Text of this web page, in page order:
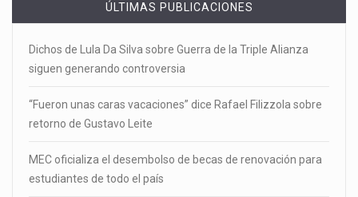
ÚLTIMAS PUBLICACIONES
Dichos de Lula Da Silva sobre Guerra de la Triple Alianza
siguen generando controversia
“Fueron unas caras vacaciones” dice Rafael Filizzola sobre
retorno de Gustavo Leite
MEC oficializa el desembolso de becas de renovación para
estudiantes de todo el país